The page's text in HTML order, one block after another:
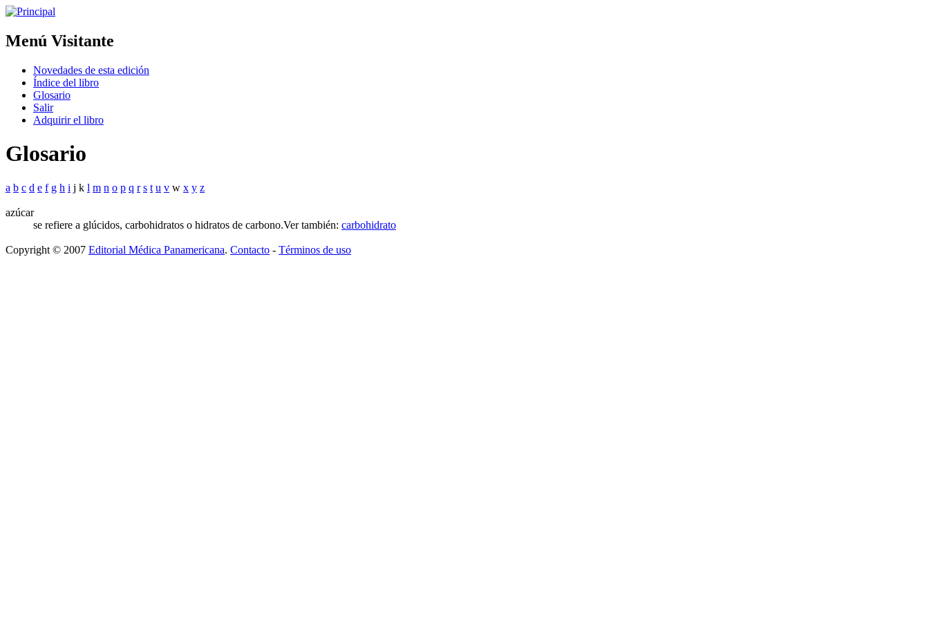
Menú Visitante
Novedades de esta edición
Índice del libro
Glosario
Salir
Adquirir el libro
Glosario
a b c d e f g h i j k l m n o p q r s t u v w x y z
azúcar
se refiere a glúcidos, carbohidratos o hidratos de carbono.Ver también: carbohidrato
Copyright © 2007 Editorial Médica Panamericana. Contacto - Términos de uso